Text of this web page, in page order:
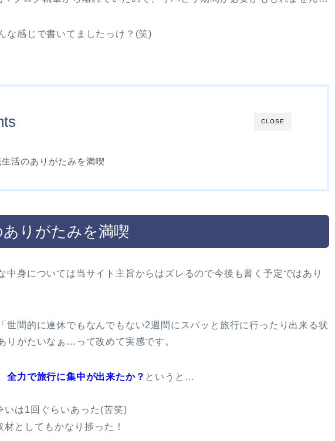
な感じで書いてましたっけ？(笑)
CLOSE
活のありがたみを満喫
りがたみを満喫
中身については当サイト主旨からはズレるので今後も書く予定ではあり
世間的に連休でもなんでもない2週間にスパッと旅行に行ったり出来る状
りがたいなぁ…って改めて実感です。
全力で旅行に集中が出来たか？ というと…
いは1回ぐらいあった(苦笑)
材としてもかなり捗った！